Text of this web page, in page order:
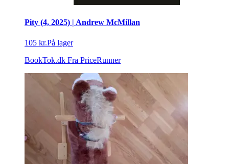
Pity (4, 2025) | Andrew McMillan
105 kr.På lager
BookTok.dk Fra PriceRunner